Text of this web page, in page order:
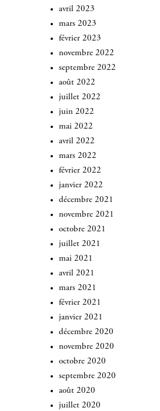
avril 2023
mars 2023
février 2023
novembre 2022
septembre 2022
août 2022
juillet 2022
juin 2022
mai 2022
avril 2022
mars 2022
février 2022
janvier 2022
décembre 2021
novembre 2021
octobre 2021
juillet 2021
mai 2021
avril 2021
mars 2021
février 2021
janvier 2021
décembre 2020
novembre 2020
octobre 2020
septembre 2020
août 2020
juillet 2020